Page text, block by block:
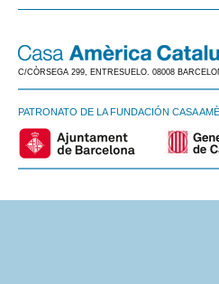
C/CÒRSEGA 299, ENTRESUELO. 08008
PATRONATO DE LA FUNDACIÓN CASA